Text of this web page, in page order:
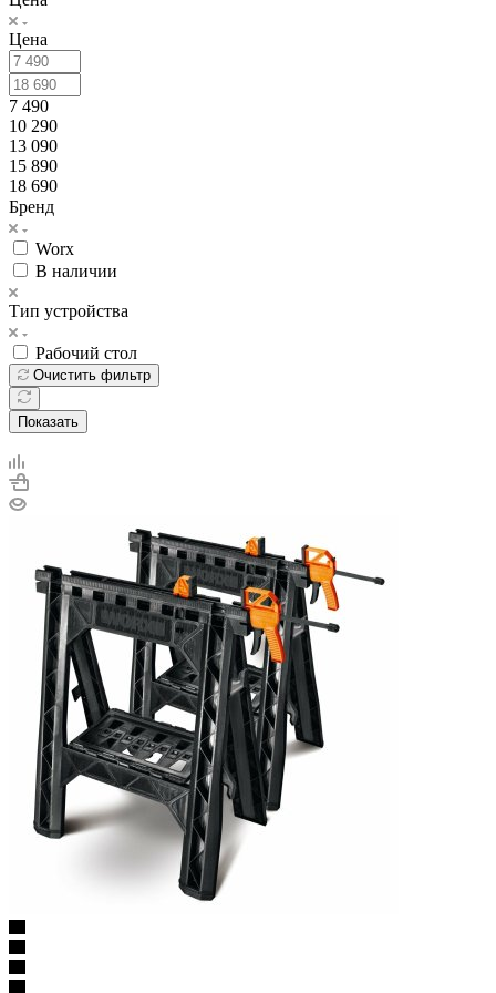
Цена
7 490
10 290
13 090
15 890
18 690
Бренд
Worx
В наличии
Тип устройства
Рабочий стол
Очистить фильтр
Показать